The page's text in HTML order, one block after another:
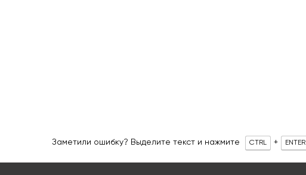
Заметили ошибку? Выделите текст и нажмите CTRL + ENTER